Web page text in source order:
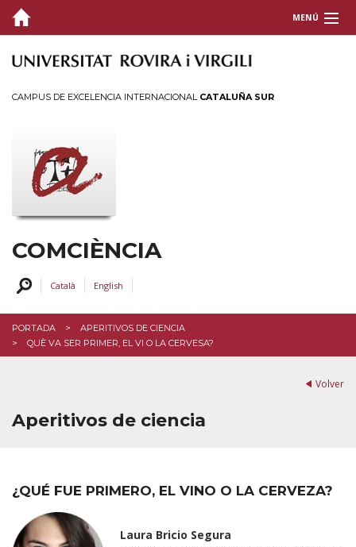
MENÚ
QUIÉNES SOMOS
FORMACIÓN Y APOYO
CONTACTO
CAMPUS DE EXCELENCIA INTERNACIONAL CATALUÑA SUR
COMCIÈNCIA
Català English
PORTADA
APERITIVOS DE CIENCIA
QUÈ VA SER PRIMER, EL VI O LA CERVESA?
Volver
Aperitivos de ciencia
¿QUÉ FUE PRIMERO, EL VINO O LA CERVEZA?
Laura Bricio Segura